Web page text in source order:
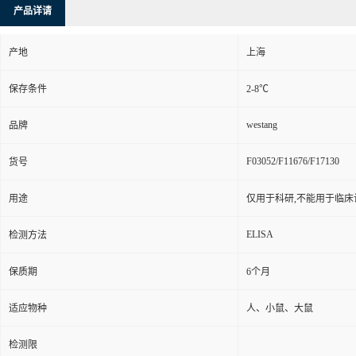
产品详请
产地 上海
保存条件 2-8℃
品牌 westang
货号 F03052/F11676/F17130
用途 仅用于科研,不能用于临
检测方法 ELISA
保质期 6个月
适应物种 人、小鼠、大鼠
检测限